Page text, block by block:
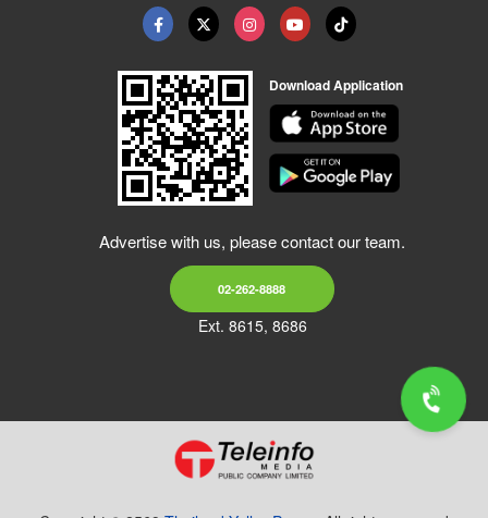
Download Application
Advertise with us, please contact our team.
02-262-8888
Ext. 8615, 8686